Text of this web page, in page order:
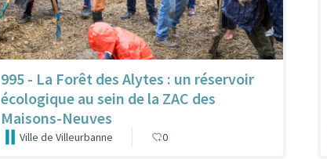
995 - La Forêt des Alytes : un réservoir
écologique au sein de la ZAC des
Maisons-Neuves
Ville de Villeurbanne 0